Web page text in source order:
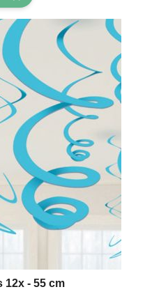
12x - 55 cm